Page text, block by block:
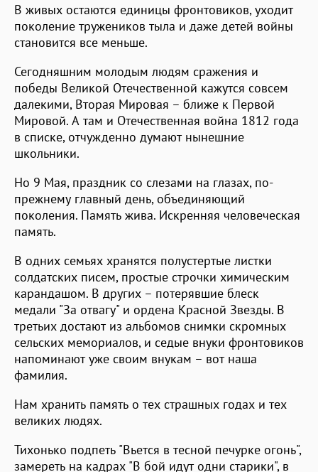
В живых остаются единицы фронтовиков, уходит
поколение тружеников тыла и даже детей войны
становится все меньше.
Сегодняшним молодым людям сражения и
победы Великой Отечественной кажутся совсем
далекими, Вторая Мировая – ближе к Первой
Мировой. А там и Отечественная война 1812 года
в списке, отчужденно думают нынешние
школьники.
Но 9 Мая, праздник со слезами на глазах, по-
прежнему главный день, объединяющий
поколения. Память жива. Искренняя человеческая
память.
В одних семьях хранятся полустертые листки
солдатских писем, простые строчки химическим
карандашом. В других – потерявшие блеск
медали "За отвагу" и ордена Красной Звезды. В
третьих достают из альбомов снимки скромных
сельских мемориалов, и седые внуки фронтовиков
напоминают уже своим внукам – вот наша
фамилия.
Нам хранить память о тех страшных годах и тех
великих людях.
Тихонько подпеть "Вьется в тесной печурке огонь",
замереть на кадрах "В бой идут одни старики", в